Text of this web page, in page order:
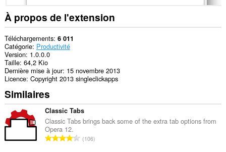
À propos de l'extension
Téléchargements 6 011
Catégorie Productivité
Version 1.0.0.0
Taille 64,2 Kio
Dernière mise à jour 15 novembre 2013
Licence Copyright 2013 singleclickapps
Similaires
Classic Tabs
Classic Tabs brings back some of the extra tab options from
Opera 12.
N106